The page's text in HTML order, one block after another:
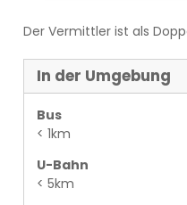
Der Vermittler ist als
In der Umgebung
Bus
< 1km
U-Bahn
< 5km